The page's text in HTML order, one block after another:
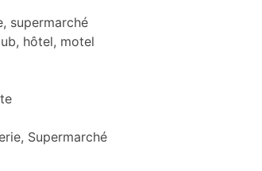
supermarché
hôtel, motel
Supermarché